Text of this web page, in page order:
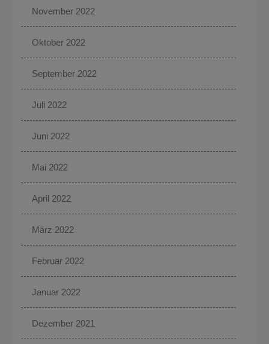
November 2022
Oktober 2022
September 2022
Juli 2022
Juni 2022
Mai 2022
April 2022
März 2022
Februar 2022
Januar 2022
Dezember 2021